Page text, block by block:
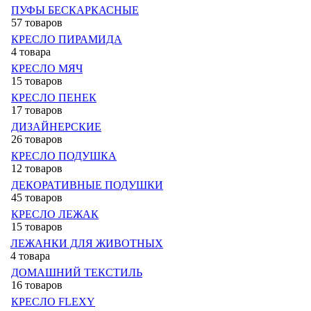
ПУФЫ БЕСКАРКАСНЫЕ
57 товаров
КРЕСЛО ПИРАМИДА
4 товара
КРЕСЛО МЯЧ
15 товаров
КРЕСЛО ПЕНЕК
17 товаров
ДИЗАЙНЕРСКИЕ
26 товаров
КРЕСЛО ПОДУШКА
12 товаров
ДЕКОРАТИВНЫЕ ПОДУШКИ
45 товаров
КРЕСЛО ЛЕЖАК
15 товаров
ЛЕЖАНКИ ДЛЯ ЖИВОТНЫХ
4 товара
ДОМАШНИЙ ТЕКСТИЛЬ
16 товаров
КРЕСЛО FLEXY